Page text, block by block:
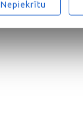
Nepiekrītu